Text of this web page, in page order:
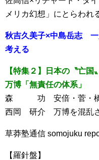
メリカ幻想」にとらわれ
秋吉久美子×中島岳志 一
考える
【特集２】日本の〝亡
万博「無責任の体系」
森 功 安倍・菅・橋下
西岡 研介 万博を混乱
草莽塾通信 somojuku
【羅針盤】